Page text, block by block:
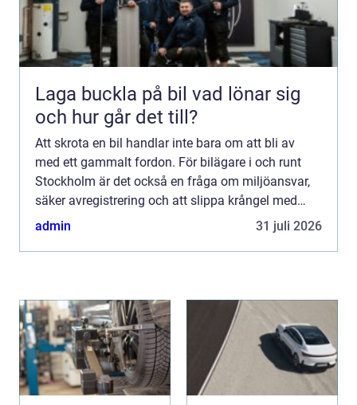
Laga buckla på bil vad lönar sig
och hur går det till?
Att skrota en bil handlar inte bara om att bli av
med ett gammalt fordon. För bilägare i och runt
Stockholm är det också en fråga om miljöansvar,
säker avregistrering och att slippa krångel med
papper och transporter. En seriös bilskrot
admin 31 juli 2026